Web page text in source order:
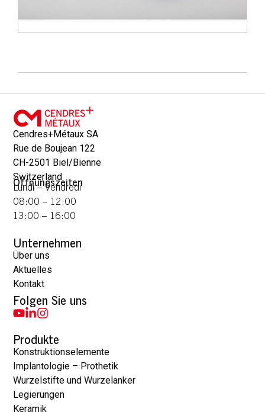
Cendres+Métaux SA
Rue de Boujean 122
CH-2501 Biel/Bienne
Switzerland
Öffnungszeiten
Lundi – Vendredi
08:00 – 12:00
13:00 – 16:00
Unternehmen
Über uns
Aktuelles
Kontakt
Folgen Sie uns
Produkte
Konstruktionselemente
Implantologie – Prothetik
Wurzelstifte und Wurzelanker
Legierungen
Keramik